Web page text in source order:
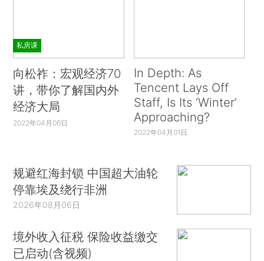
私房课
向松祚：宏观经济70
讲，带你了解国内外
经济大局
2022年04月06日
In Depth: As
Tencent Lays Off
Staff, Is Its ‘Winter’
Approaching?
2022年04月01日
规避红海封锁 中国超大油轮
停靠埃及绕行非洲
2026年08月06日
境外收入征税 保险收益缴交
已启动(含视频)